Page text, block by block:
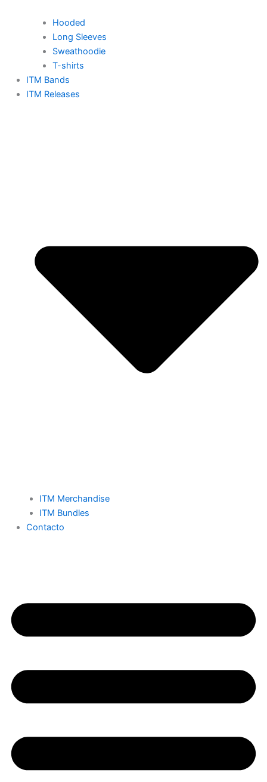
Hooded
Long Sleeves
Sweathoodie
T-shirts
ITM Bands
ITM Releases
ITM Merchandise
ITM Bundles
Contacto